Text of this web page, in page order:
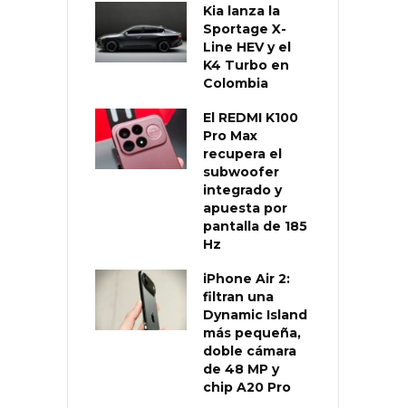
Kia lanza la
Sportage X-
Line HEV y el
K4 Turbo en
Colombia
El REDMI K100
Pro Max
recupera el
subwoofer
integrado y
apuesta por
pantalla de 185
Hz
iPhone Air 2:
filtran una
Dynamic Island
más pequeña,
doble cámara
de 48 MP y
chip A20 Pro